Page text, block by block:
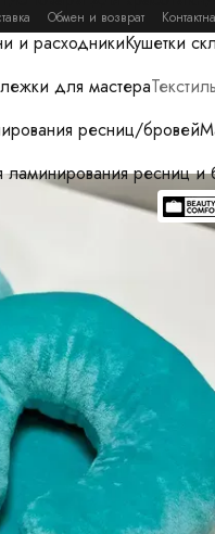
Обмен и возврат
и расходникиКушетки
для мастера
ресниц/бровей
ламинирования ресниц и